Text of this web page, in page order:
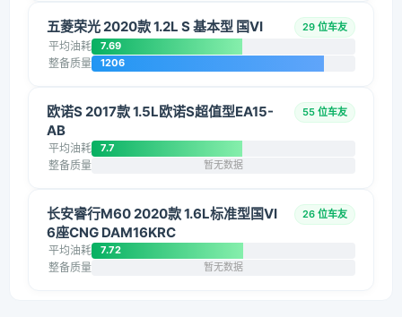
五菱荣光 2020款 1.2L S 基本型 国VI 29 位车友
平均油耗 7.69
整备质量 1206
欧诺S 2017款 1.5L欧诺S超值型EA15-
AB
55 位车友
平均油耗 7.7
整备质量 暂无数据
长安睿行M60 2020款 1.6L标准型国VI
6座CNG DAM16KRC
26 位车友
平均油耗 7.72
整备质量 暂无数据